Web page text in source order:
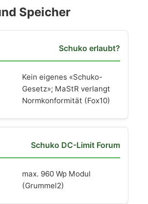
Speicher
Schuko erlaubt?
Kein eigenes «Schuko-
Gesetz»; MaStR verlangt
Normkonformität (Fox10)
Schuko DC-Limit Forum
max. 960 Wp Modul
(Grummel2)